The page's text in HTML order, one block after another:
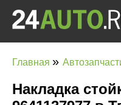
Главная »
Накладка